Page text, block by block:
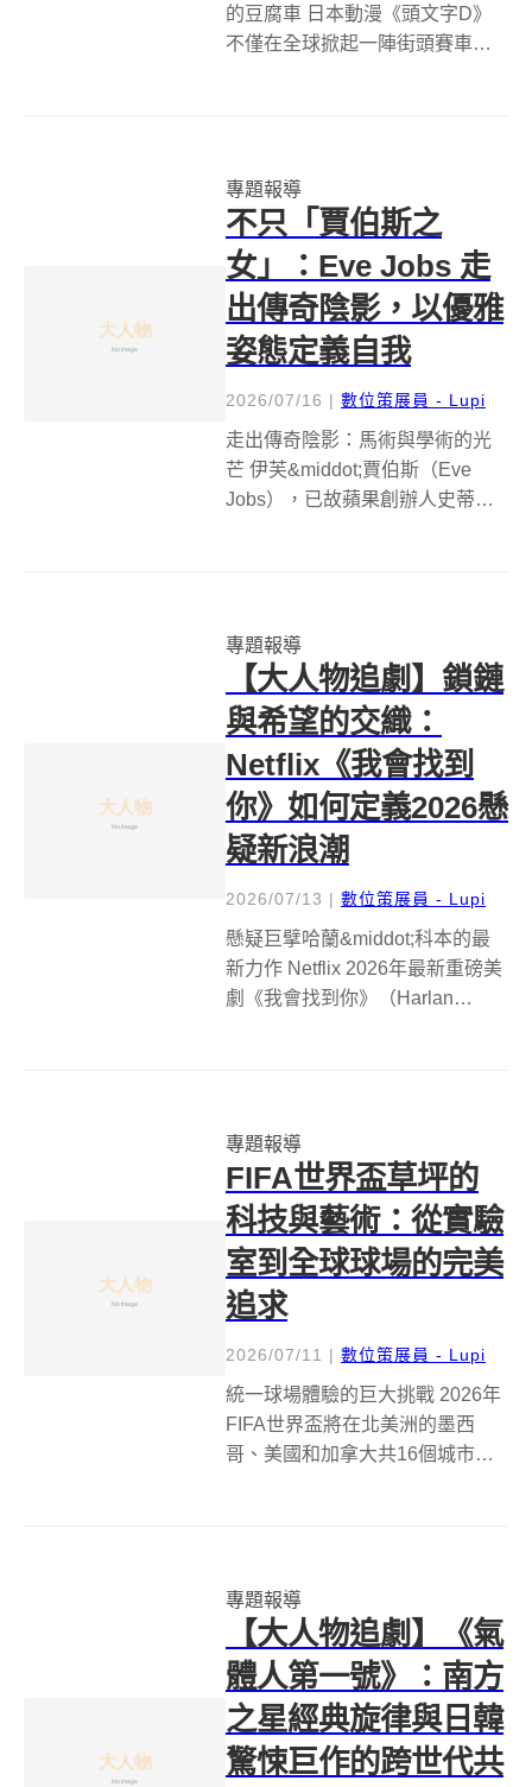
的豆腐車 日本動漫《頭文字D》
不僅在全球掀起一陣街頭賽車熱
AE86。這輛車以...
專題報導
不只「賈伯斯之
女」：Eve Jobs 走
出傳奇陰影，以優雅
姿態定義自我
2026/07/16 | 數位策展員 - Lupi
走出傳奇陰影：馬術與學術的光
芒 伊芙&middot;賈伯斯（Eve
Jobs），已故蘋果創辦人史蒂夫
專題報導
【大人物追劇】鎖鏈
與希望的交織：
Netflix《我會找到
你》如何定義2026懸
疑新浪潮
2026/07/13 | 數位策展員 - Lupi
懸疑巨擘哈蘭&middot;科本的最
新力作 Netflix 2026年最新重磅美
劇《我會找到你》（Harlan
專題報導
FIFA世界盃草坪的
科技與藝術：從實驗
室到全球球場的完美
追求
2026/07/11 | 數位策展員 - Lupi
統一球場體驗的巨大挑戰 2026年
FIFA世界盃將在北美洲的墨西
哥、美國和加拿大共16個城市舉
現這一目標，田納西大學
（Unive...
專題報導
【大人物追劇】《氣
體人第一號》：南方
之星經典旋律與日韓
驚悚巨作的跨世代共